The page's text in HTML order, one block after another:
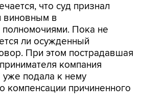
что суд признал
виновным в
полномочиями. Пока не
ли осужденный
При этом пострадавшая
компания
уже подала к нему
компенсации причиненного